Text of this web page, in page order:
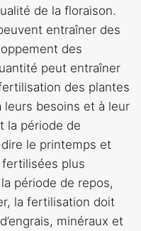
de la floraison.
entraîner des
des
peut entraîner
des plantes
besoins et à leur
la période de
le printemps et
plus
période de repos,
la fertilisation doit
minéraux et